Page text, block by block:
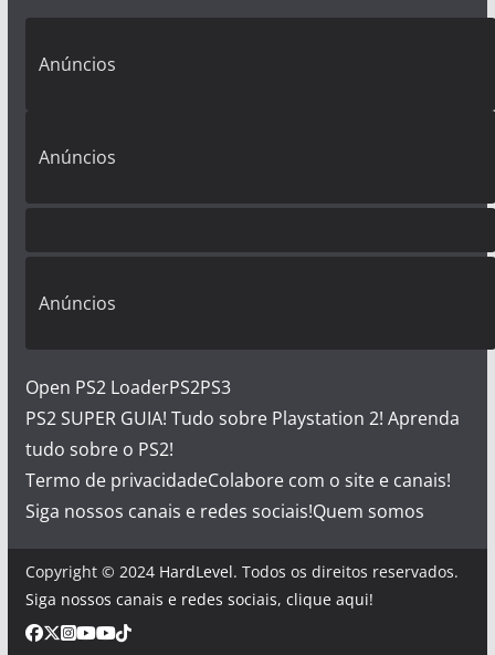
Anúncios
Anúncios
Anúncios
Open PS2 LoaderPS2PS3
PS2 SUPER GUIA! Tudo sobre Playstation 2! Aprenda
tudo sobre o PS2!
Termo de privacidadeColabore com o site e canais!
Siga nossos canais e redes sociais!Quem somos
Copyright © 2024 HardLevel. Todos os direitos reservados.
Siga nossos canais e redes sociais, clique aqui!